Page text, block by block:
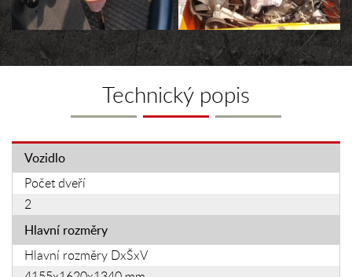
Technický popis
Vozidlo
Počet dveří
2
Hlavní rozměry
Hlavní rozměry DxŠxV